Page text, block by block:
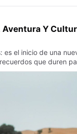
Aventura Y
es el inicio de una
que duren